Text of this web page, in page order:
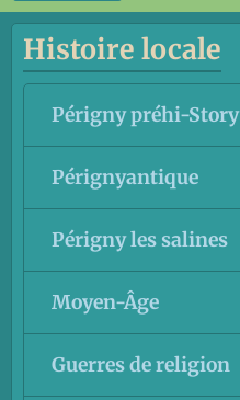
Histoire locale
Périgny préhi-Story
Pérignyantique
Périgny les salines
Moyen-Âge
Guerres de religion